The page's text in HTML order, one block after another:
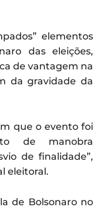
elementos
das eleições,
de vantagem na
da gravidade da
que o evento foi
de manobra
de finalidade”,
eleitoral.
de Bolsonaro no